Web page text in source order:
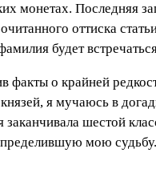
монетах. Последняя
оттиска
будет
факты о крайней
я мучаюсь в
шестой
мою судьбу.